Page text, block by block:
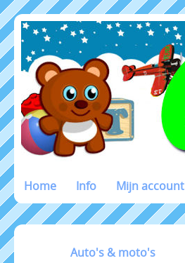
Home Info Mijn account
Auto's & moto's